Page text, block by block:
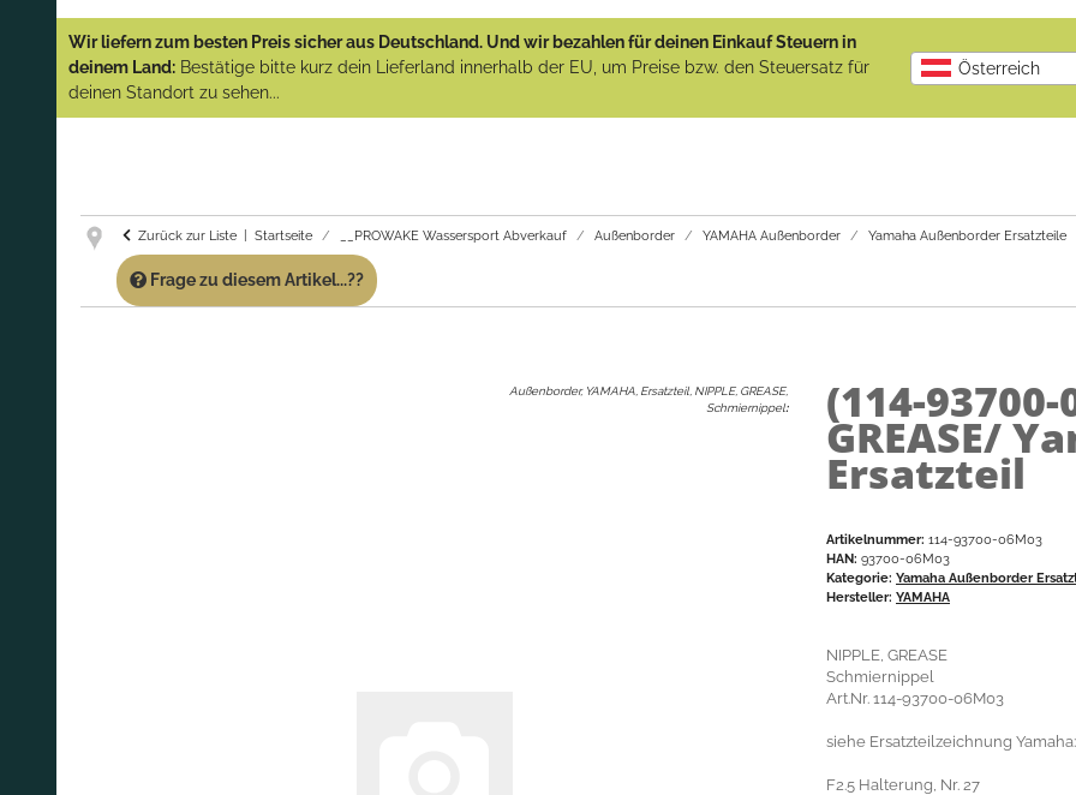
(Abverkauf)!
GARANTIE UND SERVICE:
Artikeln einfach an!
Wir liefern zum besten Preis sicher aus Deutschland. Und wir bezahlen für deinen Einkauf Steuern in
deinem Land: Bestätige bitte kurz dein Lieferland innerhalb der EU, um Preise bzw. den Steuersatz für
deinen Standort zu sehen...
Österreich
Zurück zur Liste Startseite __PROWAKE Wassersport Abverkauf Außenborder YAMAHA Außenborder Yamaha Außenborder Ersatzteile
Frage zu diesem Artikel...??
Außenborder, YAMAHA, Ersatzteil, NIPPLE, GREASE,
Schmiernippel: (114-
GREASE/
Ersatzteil
Artikelnummer: 114-93700-06M03
HAN: 93700-06M03
Kategorie: Yamaha Außenborder
Hersteller: YAMAHA
NIPPLE, GREASE
Schmiernippel
Art.Nr. 114-93700-06M03
siehe Ersatzteilzeichnung Yamaha:
F2.5 Halterung, Nr. 27